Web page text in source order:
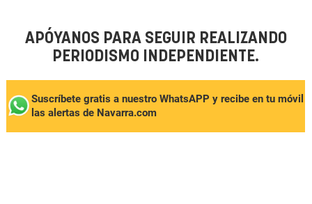
APÓYANOS PARA SEGUIR REALIZANDO
PERIODISMO INDEPENDIENTE.
Suscríbete gratis a nuestro WhatsAPP y recibe en tu móvil
las alertas de Navarra.com